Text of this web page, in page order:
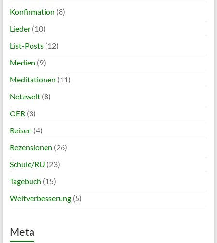
Konfirmation (8)
Lieder(10)
List-Posts(12)
Medien (9)
Meditationen (11)
Netzwelt(8)
OER (3)
Reisen (4)
Rezensionen (26)
Schule/RU (23)
Tagebuch (15)
Weltverbesserung(5)
Meta